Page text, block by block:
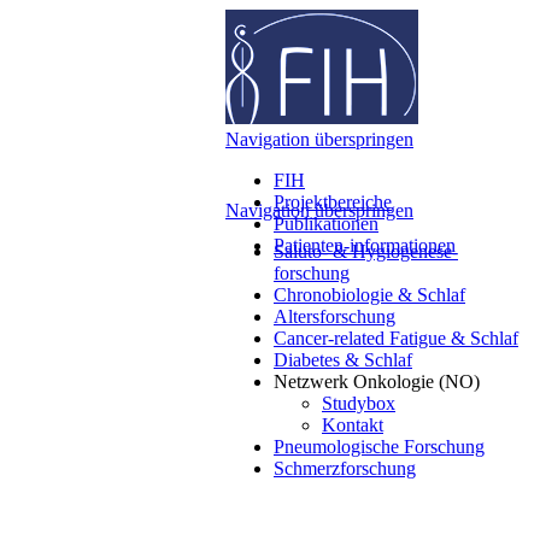
Navigation überspringen
FIH
Projektbereiche
Publikationen
Patienten-informationen
Navigation überspringen
Saluto- & Hygiogenese-
forschung
Chronobiologie & Schlaf
Altersforschung
Cancer-related Fatigue & Schlaf
Diabetes & Schlaf
Netzwerk Onkologie (NO)
Studybox
Kontakt
Pneumologische Forschung
Schmerzforschung